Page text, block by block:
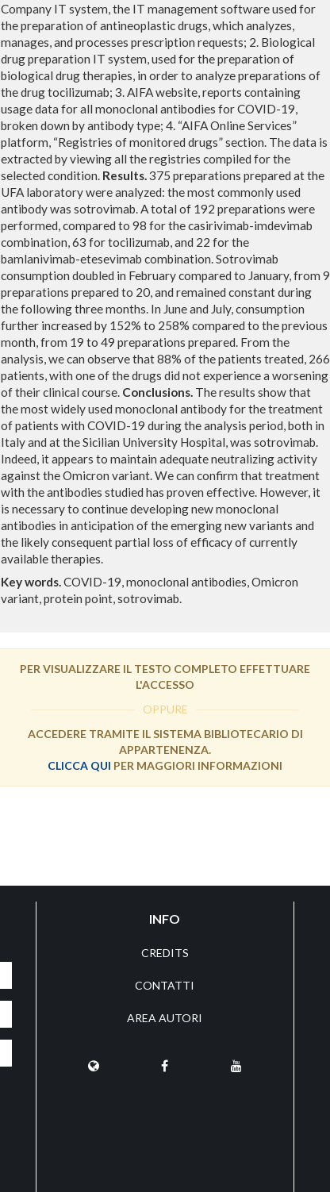
Company IT system, the IT management software used for
the preparation of antineoplastic drugs, which analyzes,
manages, and processes prescription requests; 2. Biological
drug preparation IT system, used for the preparation of
biological drug therapies, in order to analyze preparations of
the drug tocilizumab; 3. AIFA website, reports containing
usage data for all monoclonal antibodies for COVID-19,
broken down by antibody type; 4. “AIFA Online Services”
platform, “Registries of monitored drugs” section. The data is
extracted by viewing all the registries compiled for the
selected condition. Results.375 preparations prepared at the
UFA laboratory were analyzed: the most commonly used
antibody was sotrovimab. A total of 192 preparations were
performed, compared to 98 for the casirivimab-imdevimab
combination, 63 for tocilizumab, and 22 for the
bamlanivimab-etesevimab combination. Sotrovimab
consumption doubled in February compared to January, from 9
preparations prepared to 20, and remained constant during
the following three months. In June and July, consumption
further increased by 152% to 258% compared to the previous
month, from 19 to 49 preparations prepared. From the
analysis, we can observe that 88% of the patients treated, 266
patients, with one of the drugs did not experience a worsening
of their clinical course. Conclusions. The results show that
the most widely used monoclonal antibody for the treatment
of patients with COVID-19 during the analysis period, both in
Italy and at the Sicilian University Hospital, was sotrovimab.
Indeed, it appears to maintain adequate neutralizing activity
against the Omicron variant. We can confirm that treatment
with the antibodies studied has proven effective. However, it
is necessary to continue developing new monoclonal
antibodies in anticipation of the emerging new variants and
the likely consequent partial loss of efficacy of currently
available therapies.
Key words.COVID-19, monoclonal antibodies, Omicron
variant, protein point, sotrovimab.
PER VISUALIZZARE IL TESTO COMPLETO EFFETTUARE
L'ACCESSO
OPPURE
ACCEDERE TRAMITE IL SISTEMA BIBLIOTECARIO DI
APPARTENENZA.
CLICCA QUI PER MAGGIORI INFORMAZIONI
INFO
CREDITS
CONTATTI
AREA AUTORI